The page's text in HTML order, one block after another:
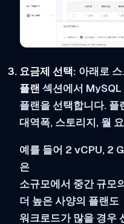
요금제 선택: 아래로
플랜 섹션에서
플랜을 선택합니다. 플
대역폭, 스토리지, 월
예를 들어 2 vCPU, 2
은
소규모에서 중간 규모
더 높은 사양의 플랜도
워크로드가 많을 경우